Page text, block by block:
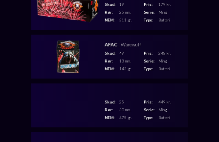
AFAC | Warewulf
Skud:
Rør:
NEM:
Pris:
Serie:
Type:
Skud:
Rør:
NEM:
Pris:
Serie:
Type:
Skud:
Rør:
NEM:
Pris:
Serie:
Type:
19
25 mm.
311 gr.
179 kr.
Ming
Batteri
49
13 mm.
143 gr.
25
30 mm.
475 gr.
248 kr.
Ming
Batteri
449 kr.
Ming
Batteri